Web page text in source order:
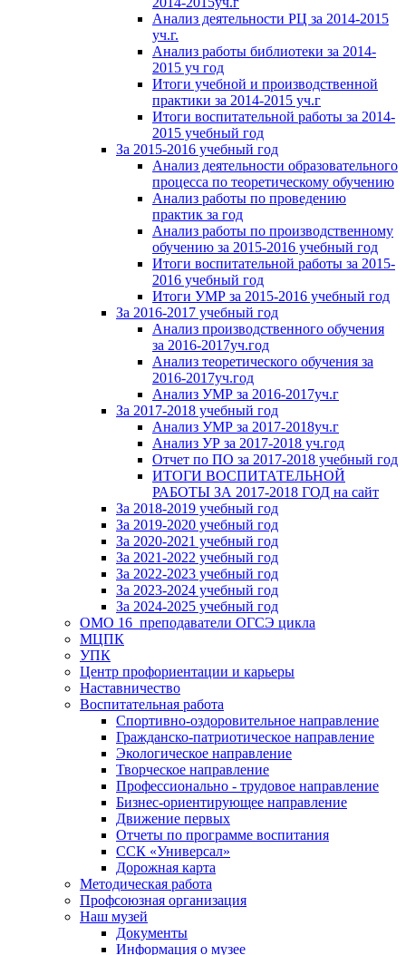
Анализ деятельности РЦ за 2014-2015
уч.г.
Анализ работы библиотеки за 2014-
2015 уч год
Итоги учебной и производственной
практики за 2014-2015 уч.г
Итоги воспитательной работы за 2014-
2015 учебный год
За 2015-2016 учебный год
Анализ деятельности образовательного
процесса по теоретическому обучению
Анализ работы по проведению
практик за год
Анализ работы по производственному
обучению за 2015-2016 учебный год
Итоги воспитательной работы за 2015-
2016 учебный год
Итоги УМР за 2015-2016 учебный год
За 2016-2017 учебный год
Анализ производственного обучения
за 2016-2017уч.год
Анализ теоретического обучения за
2016-2017уч.год
Анализ УМР за 2016-2017уч.г
За 2017-2018 учебный год
Анализ УМР за 2017-2018уч.г
Анализ УР за 2017-2018 уч.год
Отчет по ПО за 2017-2018 учебный год
ИТОГИ ВОСПИТАТЕЛЬНОЙ
РАБОТЫ ЗА 2017-2018 ГОД на сайт
За 2018-2019 учебный год
За 2019-2020 учебный год
За 2020-2021 учебный год
За 2021-2022 учебный год
За 2022-2023 учебный год
За 2023-2024 учебный год
За 2024-2025 учебный год
ОМО 16_преподаватели ОГСЭ цикла
МЦПК
УПК
Центр профориентации и карьеры
Наставничество
Воспитательная работа
Спортивно-оздоровительное направление
Гражданско-патриотическое направление
Экологическое направление
Творческое направление
Профессионально - трудовое направление
Бизнес-ориентирующее направление
Движение первых
Отчеты по программе воспитания
ССК «Универсал»
Дорожная карта
Методическая работа
Профсоюзная организация
Наш музей
Документы
Информация о музее